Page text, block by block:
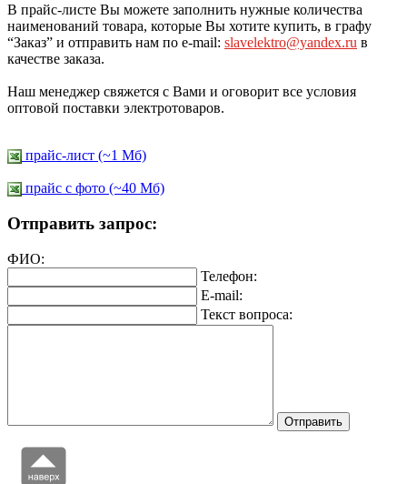
В прайс-листе Вы можете заполнить нужные количества
наименований товара, которые Вы хотите купить, в графу
“Заказ” и отправить нам по e-mail: slavelektro@yandex.ru в
качестве заказа.
Наш менеджер свяжется с Вами и оговорит все условия
оптовой поставки электротоваров.
прайс-лист (~1 Мб)
прайс c фото (~40 Мб)
Отправить запрос:
ФИО:
Телефон:
E-mail:
Текст вопроса: